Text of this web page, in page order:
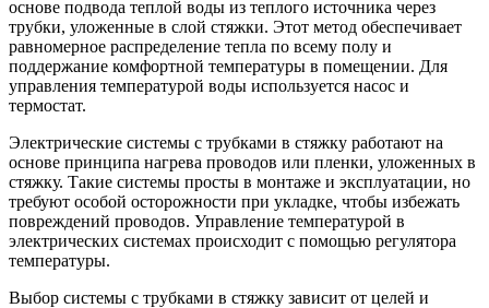
основе подвода теплой воды из теплого источника через
трубки, уложенные в слой стяжки. Этот метод обеспечивает
равномерное распределение тепла по всему полу и
поддержание комфортной температуры в помещении. Для
управления температурой воды используется насос и
термостат.
Электрические системы с трубками в стяжку работают на
основе принципа нагрева проводов или пленки, уложенных в
стяжку. Такие системы просты в монтаже и эксплуатации, но
требуют особой осторожности при укладке, чтобы избежать
повреждений проводов. Управление температурой в
электрических системах происходит с помощью регулятора
температуры.
Выбор системы с трубками в стяжку зависит от целей и